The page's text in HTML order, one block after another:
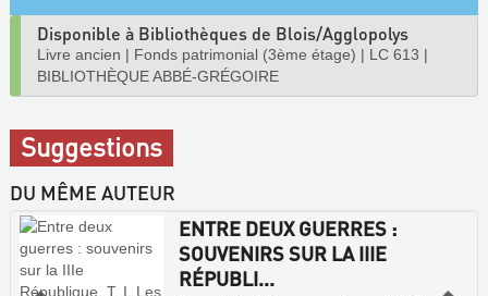
Disponible à Bibliothèques de Blois/Agglopolys
Livre ancien | Fonds patrimonial (3ème étage) | LC 613 |
BIBLIOTHÈQUE ABBÉ-GRÉGOIRE
Suggestions
DU MÊME AUTEUR
ENTRE DEUX GUERRES :
SOUVENIRS SUR LA IIIE
RÉPUBLI...